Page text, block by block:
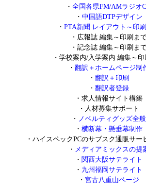
・ 全国各県FM/AMラジオ
・ 中国語DTPデザイン
・ PTA新聞 レイアウト～印
・ 広報誌 編集～印刷ま
・ 記念誌 編集～印刷ま
・ 学校案内/入学案内 編集～
・ 翻訳＋ホームページ制
・ 翻訳＋印刷
・ 翻訳者登録
・ 求人情報サイト構築
・ 人材募集サポート
・ ノベルティグッズ全般
・ 横断幕・懸垂幕制作
・ ハイスペックPCのサブスク通販サー
・ メディアミックスの提
・ 関西大阪サテライト
・ 九州福岡サテライト
・ 宮古八重山ページ